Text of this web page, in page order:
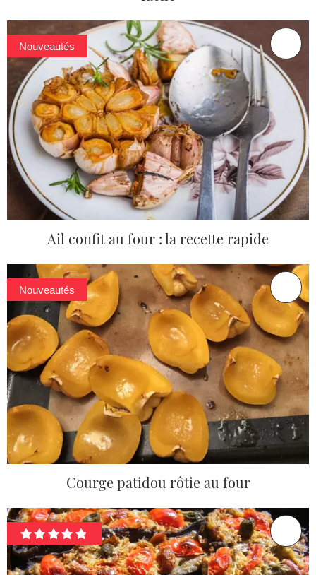
Nouveautés
Ail confit au four : la recette rapide
Nouveautés
Courge patidou rôtie au four